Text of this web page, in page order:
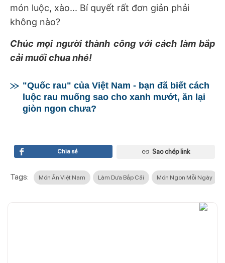
món luộc, xào... Bí quyết rất đơn giản phải
không nào?
Chúc mọi người thành công với cách làm bắp
cải muối chua nhé!
"Quốc rau" của Việt Nam - bạn đã biết cách
luộc rau muống sao cho xanh mướt, ăn lại
giòn ngon chưa?
Chia sẻ Sao chép link
Tags: Món Ăn Việt Nam Làm Dưa Bắp Cải Món Ngon Mỗi Ngày